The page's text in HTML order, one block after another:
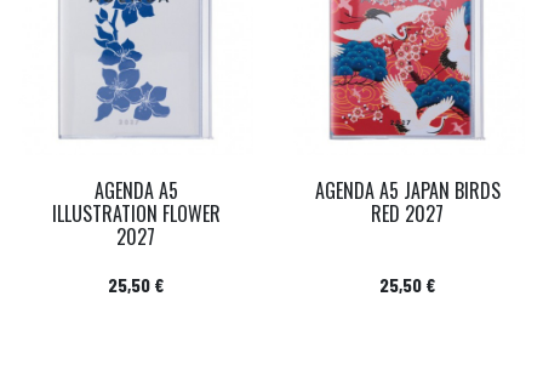
AGENDA A5
ILLUSTRATION FLOWER
2027
Prix
25,50 €
AGENDA A5 JAPAN BIRDS
RED 2027
Prix
25,50 €